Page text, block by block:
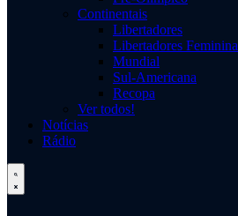
Continentais
Libertadores
Libertadores Feminina
Mundial
Sul-Americana
Recopa
Ver todos!
Notícias
Rádio